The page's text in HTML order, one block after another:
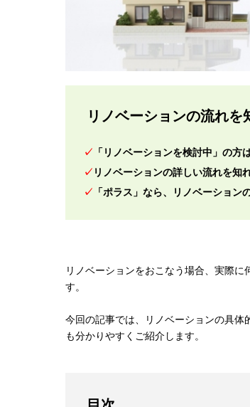
リノベーションの流れを
「リノベーションを検討中」の
リノベーションの詳しい流れを知
「ポラス」なら、リノベーショ
リノベーションをおこなう場合、実際
す。
今回の記事では、リノベーションの具
も分かりやすくご紹介します。